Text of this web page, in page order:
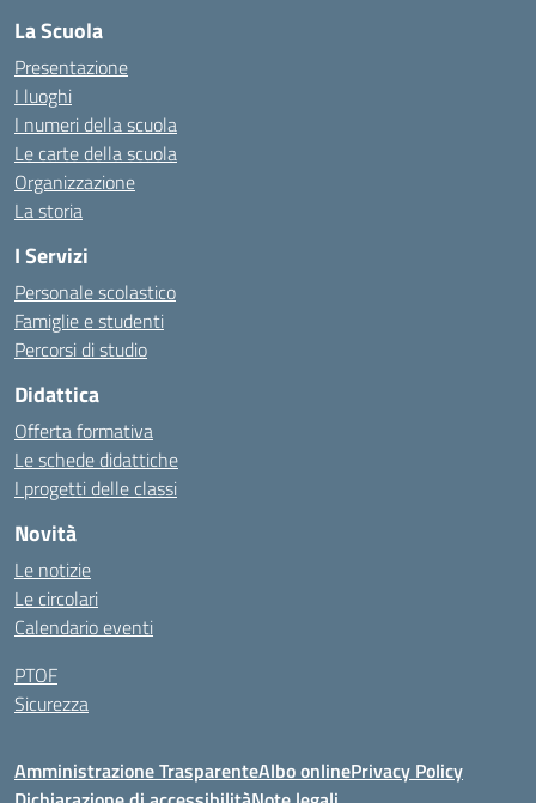
La Scuola
Presentazione
I luoghi
I numeri della scuola
Le carte della scuola
Organizzazione
La storia
I Servizi
Personale scolastico
Famiglie e studenti
Percorsi di studio
Didattica
Offerta formativa
Le schede didattiche
I progetti delle classi
Novità
Le notizie
Le circolari
Calendario eventi
PTOF
Sicurezza
Amministrazione TrasparenteAlbo onlinePrivacy Policy